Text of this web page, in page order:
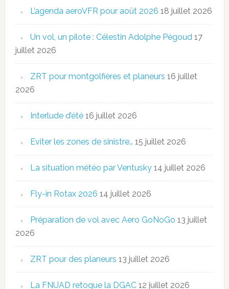
L’agenda aeroVFR pour août 2026 18 juillet 2026
Un vol, un pilote : Célestin Adolphe Pégoud 17
juillet 2026
ZRT pour montgolfières et planeurs 16 juillet
2026
Interlude d’été 16 juillet 2026
Eviter les zones de sinistre… 15 juillet 2026
La situation météo par Ventusky 14 juillet 2026
Fly-in Rotax 2026 14 juillet 2026
Préparation de vol avec Aero GoNoGo 13 juillet
2026
ZRT pour des planeurs 13 juillet 2026
La FNUAD retoque la DGAC 12 juillet 2026